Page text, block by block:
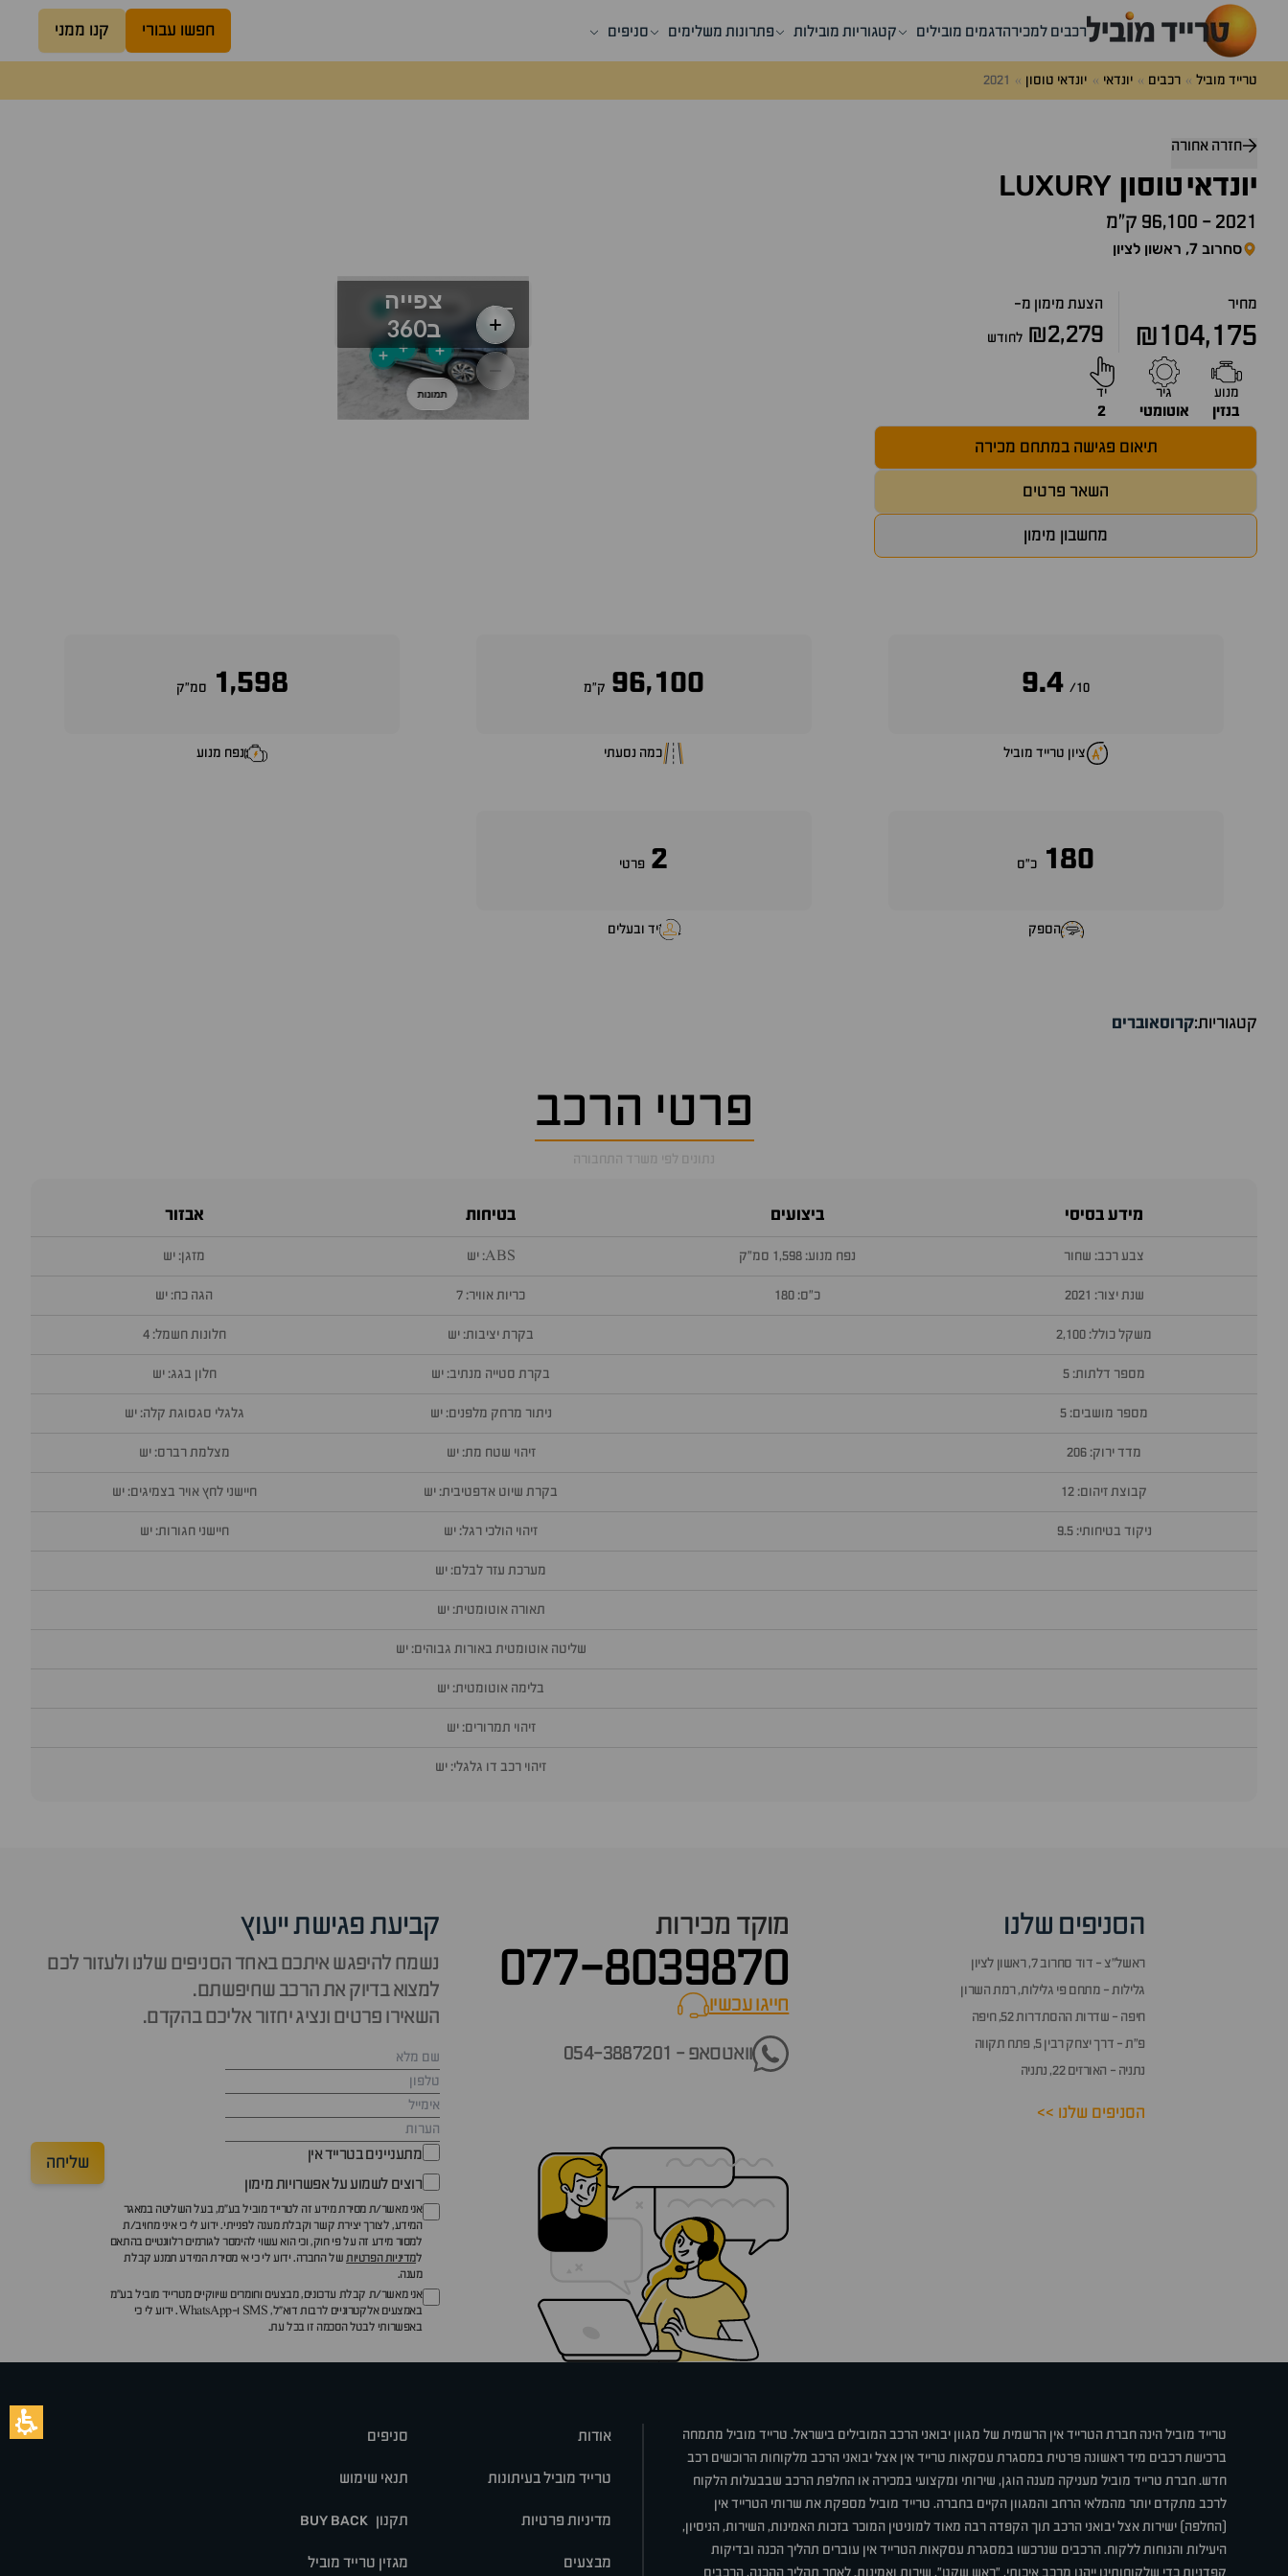
רכבים למכירהדגמים מובילים קטגוריות מובילות פתרונות משלימים סניפים חפשו עבורי קנו ממני
טרייד מוביל רכבים יונדאי יונדאי טוסון 2021
חזרה אחורה
יונדאיטוסון LUXURY
2021
- 96,100 ק״מ
סחרוב 7, ראשון לציון
מחיר
₪104,175
הצעת מימון מ-
₪2,279 לחודש
מנוע
בנזין
גיר
אוטומטי
יד
2
תיאום פגישה במתחם מכירה
השאר פרטים
מחשבון מימון
10/
9.4
ציון טרייד מוביל
96,100 ק״מ
כמה נסעתי
1,598 סמ״ק
נפח מנוע
180 כ״ס
הספק
2 פרטי
יד ובעלים
קטגוריות:קרוסאוברים
פרטי הרכב
נתונים לפי משרד התחבורה
מידע בסיסי
צבע רכב: שחור
שנת יצור: 2021
משקל כולל: 2,100
מספר דלתות: 5
מספר מושבים: 5
מדד ירוק: 206
קבוצת זיהום: 12
ניקוד בטיחותי: 9.5
ביצועים
נפח מנוע: 1,598 סמ״ק
כ״ס: 180
בטיחות
ABS: יש
כריות אוויר: 7
בקרת יציבות: יש
בקרת סטייה מנתיב: יש
ניתור מרחק מלפנים: יש
זיהוי שטח מת: יש
בקרת שיוט אדפטיבית: יש
זיהוי הולכי רגל: יש
מערכת עזר לבלם: יש
תאורה אוטומטית: יש
שליטה אוטומטית באורות גבוהים: יש
בלימה אוטומטית: יש
זיהוי תמרורים: יש
זיהוי רכב דו גלגלי: יש
אבזור
מזגן: יש
הגה כח: יש
חלונות חשמל: 4
חלון בגג: יש
גלגלי סגסוגת קלה: יש
מצלמת רברס: יש
חיישני לחץ אויר בצמיגים: יש
חיישני חגורות: יש
הסניפים שלנו
ראשל״צ - דוד סחרוב 7, ראשון לציון
גלילות - מתחם פי גלילות, רמת השרון
חיפה - שדרות ההסתדרות 52, חיפה
פ״ת - דרך יצחק רבין 5, פתח תקווה
נתניה - האורזים 22, נתניה
הסניפים שלנו >>
מוקד מכירות
077-8039870
חייגו עכשיוcall now
וואטסאפ - 054-3887201
קביעת פגישת ייעוץ
נשמח להיפגש איתכם באחד הסניפים שלנו ולעזור לכם
למצוא בדיוק את הרכב שחיפשתם.
השאירו פרטים ונציג יחזור אליכם בהקדם.
מתעניינים בטרייד אין
רוצים לשמוע על אפשרויות מימון
אני מאשר/ת מסירת מידע זה לטרייד מוביל בע"מ, בעל השליטה במאגר
המידע, לצורך יצירת קשר וקבלת מענה לפנייתי. ידוע לי כי איני מחויב/ת
למסור מידע זה על פי חוק, וכי הוא עשוי להימסר לגורמים רלוונטיים בהתאם
למדיניות הפרטיותשל החברה. ידוע לי כי אי מסירת המידע תמנע קבלת
מענה.
אני מאשר/ת קבלת עדכונים, מבצעים וחומרים שיווקיים מטרייד מוביל בע"מ
באמצעים אלקטרוניים לרבות דוא״ל, SMS ו-WhatsApp. ידוע לי כי
באפשרותי לבטל הסכמה זו בכל עת.
שליחה
טרייד מוביל הינה חברת הטרייד אין הרשמית של מגוון יבואני הרכב המובילים בישראל. טרייד מוביל מתמחה
ברכישת רכבים מיד ראשונה פרטית במסגרת עסקאות טרייד אין אצל יבואני הרכב מלקוחות הרוכשים רכב
חדש. חברת טרייד מוביל מעניקה מענה הוגן, שירותי ומקצועי במכירה או החלפת הרכב שבבעלות הלקוח
לרכב מתקדם יותר מהמלאי הרחב והמגוון הקיים בחברה. טרייד מוביל מספקת את שרותי הטרייד אין
(החלפה) ישירות אצל יבואני הרכב תוך הקפדה רבה מאוד למוניטין המוכר בזכות האמינות, השירות, הניסיון,
היעילות והנוחות ללקוח. הרכבים שנרכשו במסגרת עסקאות הטרייד אין עוברים תהליך הכנה ובדיקות
אודות סניפים
טרייד מוביל בעיתונות תנאי שימוש
מדיניות פרטיות תקנון BUY BACK
מבצעים מגזין טרייד מוביל